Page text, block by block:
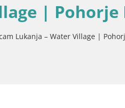
| Pohorje
Lukanja – Water Village |